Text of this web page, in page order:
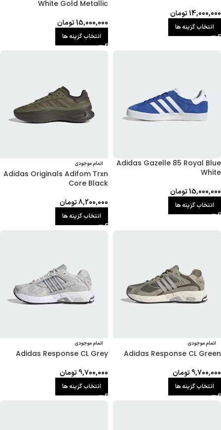
14,000,000تومان
انتخاب گزینه ها
White Gold Metallic
15,000,000تومان
انتخاب گزینه ها
Adidas Gazelle 85 Royal Blue
White
15,000,000تومان
انتخاب گزینه ها
اتمام موجودی
Adidas Originals Adifom Trxn
Core Black
8,200,000تومان
انتخاب گزینه ها
اتمام موجودی
Adidas Response CL Green
9,700,000تومان
انتخاب گزینه ها
اتمام موجودی
Adidas Response CL Grey
9,700,000تومان
انتخاب گزینه ها